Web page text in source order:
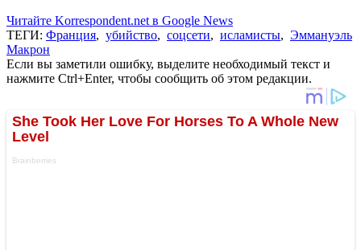
Читайте Korrespondent.net в Google News
ТЕГИ: Франция, убийство, соцсети, исламисты, Эммануэль
Макрон
Если вы заметили ошибку, выделите необходимый текст и
нажмите Ctrl+Enter, чтобы сообщить об этом редакции.